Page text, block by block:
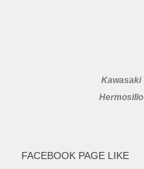
Kawasaki
Hermosillo
FACEBOOK PAGE LIKE